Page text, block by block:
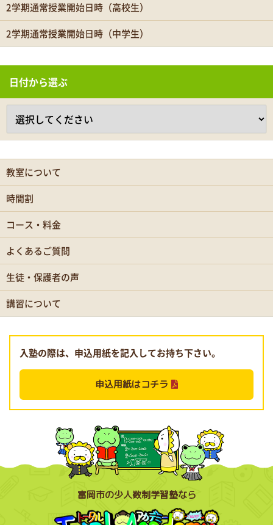
2学期通常授業開始日時（高校生）
2学期通常授業開始日時（中学生）
日付から選ぶ
教室について
時間割
コース・料金
よくあるご質問
生徒・保護者の声
講習について
入塾の際は、申込用紙を記入してお持ち下さい。
申込用紙はコチラ
富岡市の少人数制学習塾なら